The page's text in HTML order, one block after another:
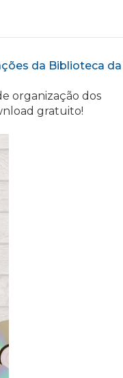
da Biblioteca da
organização dos
gratuito!